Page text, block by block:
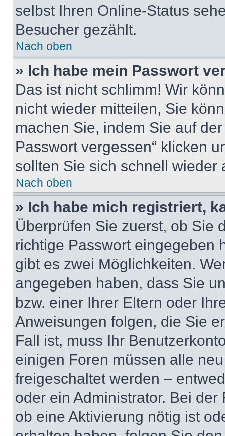
selbst Ihren Online-Status
Besucher gezählt.
Nach oben
» Ich habe mein Passwort
Das ist nicht schlimm! Wir
nicht wieder mitteilen, Sie
machen Sie, indem Sie auf
Passwort vergessen“ klicken
sollten Sie sich schnell wieder
Nach oben
» Ich habe mich registriert,
Überprüfen Sie zuerst, ob Sie
richtige Passwort eingegeben
gibt es zwei Möglichkeiten.
angegeben haben, dass Sie
bzw. einer Ihrer Eltern oder
Anweisungen folgen, die Sie
Fall ist, muss Ihr
einigen Foren müssen alle
freigeschaltet werden –
oder ein Administrator. Bei
ob eine Aktivierung nötig ist